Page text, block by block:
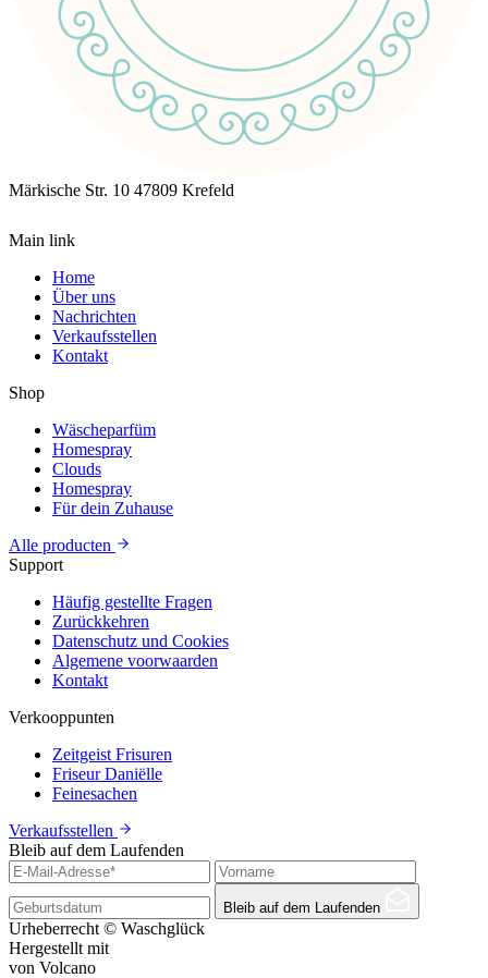
Märkische Str. 10 47809 Krefeld
Main link
Home
Über uns
Nachrichten
Verkaufsstellen
Kontakt
Shop
Wäscheparfüm
Homespray
Clouds
Homespray
Für dein Zuhause
Alle producten
Support
Häufig gestellte Fragen
Zurückkehren
Datenschutz und Cookies
Algemene voorwaarden
Kontakt
Verkooppunten
Zeitgeist Frisuren
Friseur Daniëlle
Feinesachen
Verkaufsstellen
Bleib auf dem Laufenden
Bleib auf dem Laufenden
Urheberrecht © Waschglück
Hergestellt mit
von Volcano